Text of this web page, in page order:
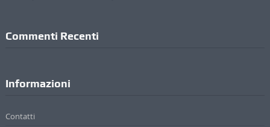
Commenti Recenti
Informazioni
Contatti